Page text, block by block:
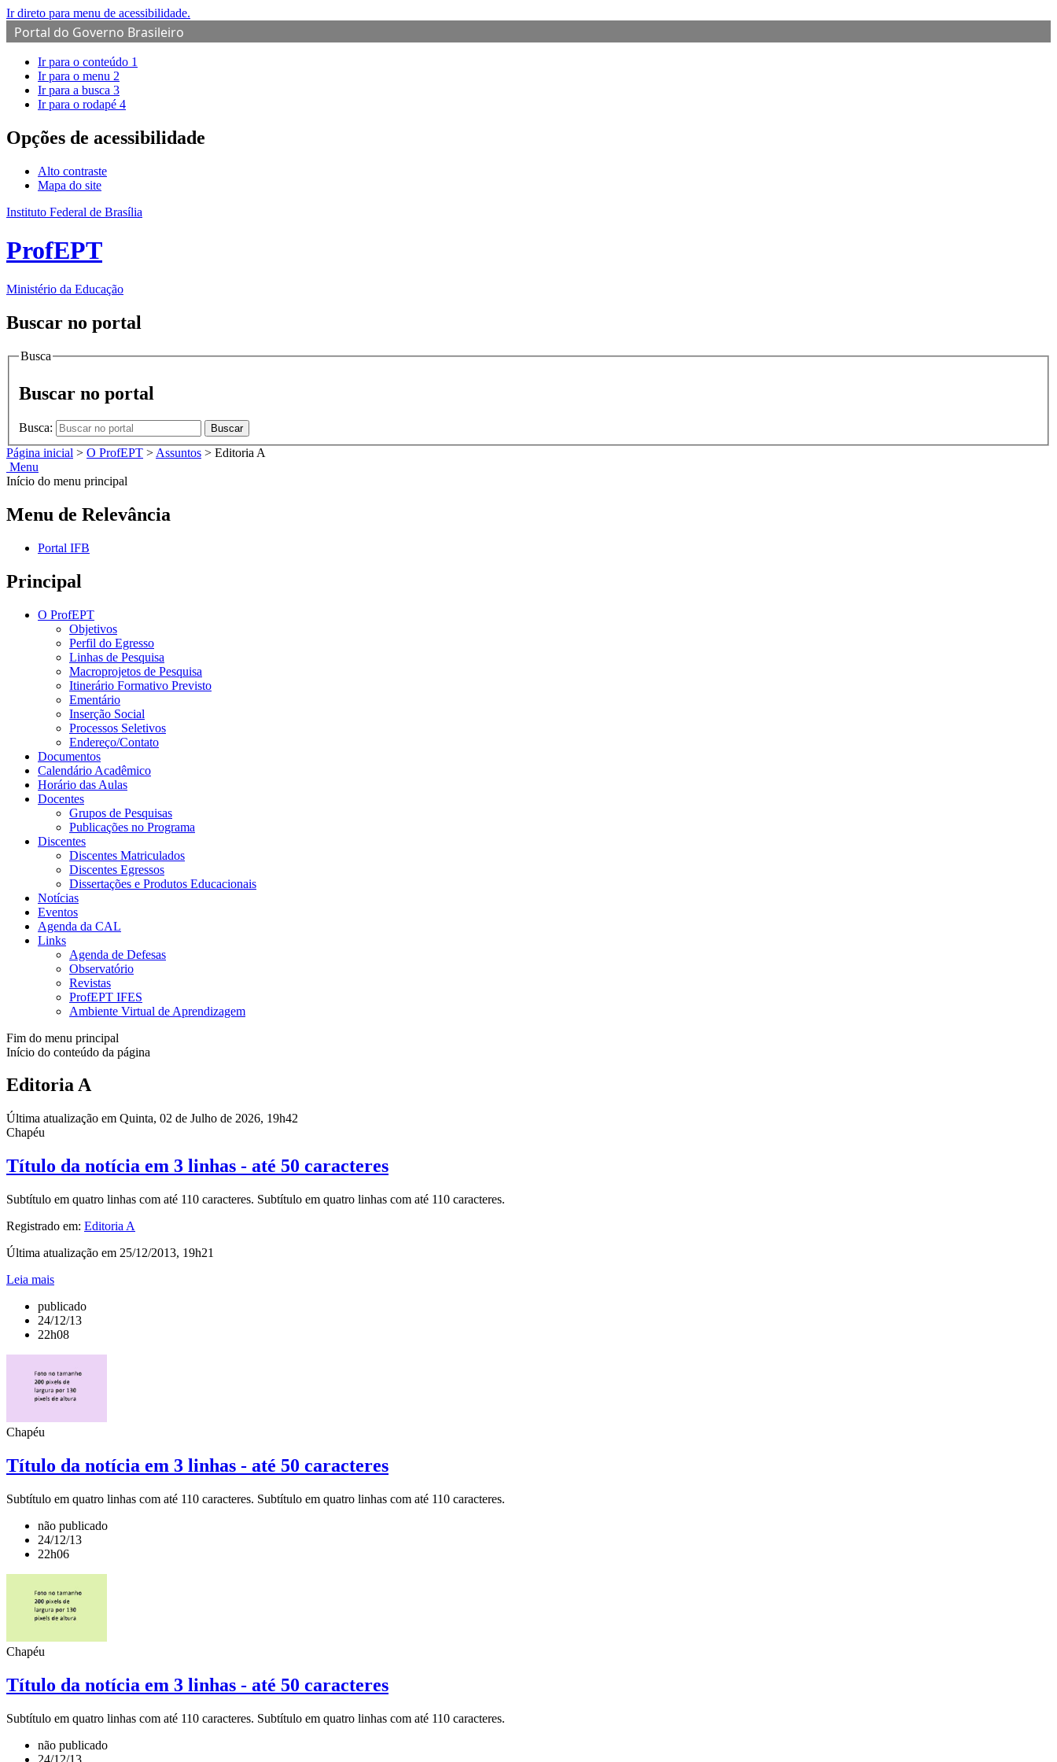
Ir direto para menu de acessibilidade.
Portal do Governo Brasileiro
Ir para o conteúdo 1
Ir para o menu 2
Ir para a busca 3
Ir para o rodapé 4
Opções de acessibilidade
Alto contraste
Mapa do site
Instituto Federal de Brasília
ProfEPT
Ministério da Educação
Buscar no portal
Busca
Buscar no portal
Busca: Buscar
Página inicial > O ProfEPT > Assuntos > Editoria A
Menu
Início do menu principal
Menu de Relevância
Portal IFB
Principal
O ProfEPT
Objetivos
Perfil do Egresso
Linhas de Pesquisa
Macroprojetos de Pesquisa
Itinerário Formativo Previsto
Ementário
Inserção Social
Processos Seletivos
Endereço/Contato
Documentos
Calendário Acadêmico
Horário das Aulas
Docentes
Grupos de Pesquisas
Publicações no Programa
Discentes
Discentes Matriculados
Discentes Egressos
Dissertações e Produtos Educacionais
Notícias
Eventos
Agenda da CAL
Links
Agenda de Defesas
Observatório
Revistas
ProfEPT IFES
Ambiente Virtual de Aprendizagem
Fim do menu principal
Início do conteúdo da página
Editoria A
Última atualização em Quinta, 02 de Julho de 2026, 19h42
Chapéu
Título da notícia em 3 linhas - até 50 caracteres
Subtítulo em quatro linhas com até 110 caracteres. Subtítulo em quatro linhas com até 110 caracteres.
Registrado em: Editoria A
Última atualização em 25/12/2013, 19h21
Leia mais
publicado
24/12/13
22h08
Chapéu
Título da notícia em 3 linhas - até 50 caracteres
Subtítulo em quatro linhas com até 110 caracteres. Subtítulo em quatro linhas com até 110 caracteres.
não publicado
24/12/13
22h06
Chapéu
Título da notícia em 3 linhas - até 50 caracteres
Subtítulo em quatro linhas com até 110 caracteres. Subtítulo em quatro linhas com até 110 caracteres.
não publicado
24/12/13